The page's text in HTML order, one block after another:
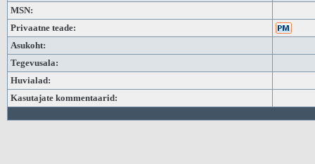
MSN:
Privaatne teade:
Asukoht:
Tegevusala:
Huvialad:
Kasutajate kommentaarid: